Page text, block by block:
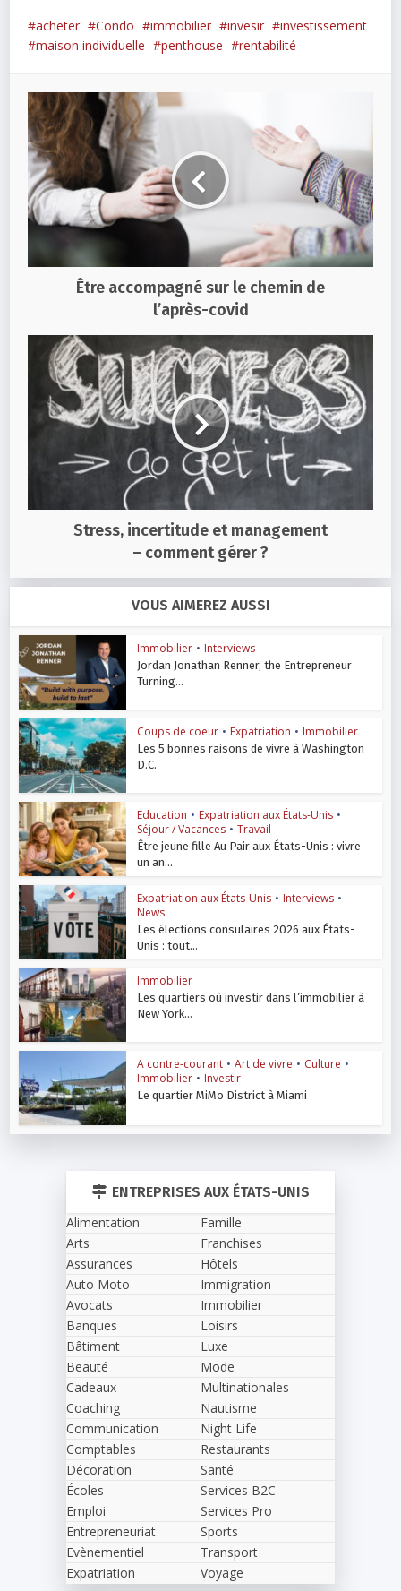
acheter Condo immobilier invesir
investissement
maison individuelle
penthouse rentabilité
Être accompagné sur le chemin de
l’après-covid
Stress, incertitude et management
– comment gérer ?
VOUS AIMEREZ AUSSI
Immobilier • Interviews
Jordan Jonathan Renner, the Entrepreneur
Turning...
Coups de coeur • Expatriation • Immobilier
Les 5 bonnes raisons de vivre à Washington
D.C.
Education • Expatriation aux États-Unis •
Séjour / Vacances • Travail
Être jeune fille Au Pair aux États-Unis : vivre
un an...
Expatriation aux États-Unis • Interviews •
News
Les élections consulaires 2026 aux États-
Unis : tout...
Immobilier
Les quartiers où investir dans l’immobilier à
New York...
A contre-courant • Art de vivre • Culture •
Immobilier • Investir
Le quartier MiMo District à Miami
ENTREPRISES AUX ÉTATS-UNIS
Alimentation
Arts
Assurances
Auto Moto
Avocats
Banques
Bâtiment
Beauté
Cadeaux
Coaching
Communication
Comptables
Décoration
Écoles
Emploi
Entrepreneuriat
Evènementiel
Expatriation
Famille
Franchises
Hôtels
Immigration
Immobilier
Loisirs
Luxe
Mode
Multinationales
Nautisme
Night Life
Restaurants
Santé
Services B2C
Services Pro
Sports
Transport
Voyage